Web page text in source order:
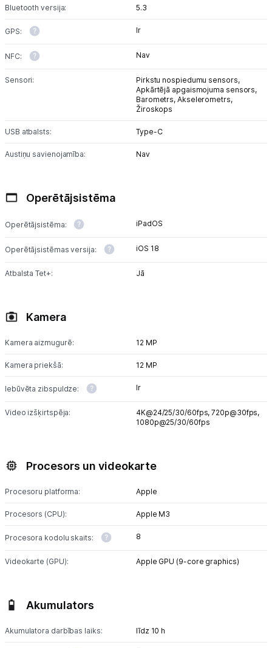
Bluetooth versija: 5.3
GPS: Ir
NFC: Nav
Sensori:
Pirkstu nospiedumu sensors,
Apkārtējā apgaismojuma sensors,
Barometrs,Akselerometrs,
Žiroskops
USB atbalsts: Type-C
Austiņu savienojamība: Nav
Operētājsistēma
Operētājsistēma: iPadOS
Operētājsistēmas versija: iOS 18
Atbalsta Tet+: Jā
Kamera
Kamera aizmugurē: 12 MP
Kamera priekšā: 12 MP
Iebūvēta zibspuldze: Ir
Video izšķirtspēja: 4K@24/25/30/60fps,720p@30fps,
1080p@25/30/60fps
Procesors un videokarte
Procesoru platforma: Apple
Procesors (CPU): Apple M3
Procesora kodolu skaits: 8
Videokarte (GPU): Apple GPU (9-core graphics)
Akumulators
Akumulatora darbības laiks: līdz 10 h